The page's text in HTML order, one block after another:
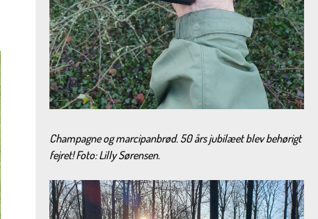
Champagne og marcipanbrød. 50 års jubilæet blev behørigt
fejret! Foto: Lilly Sørensen.